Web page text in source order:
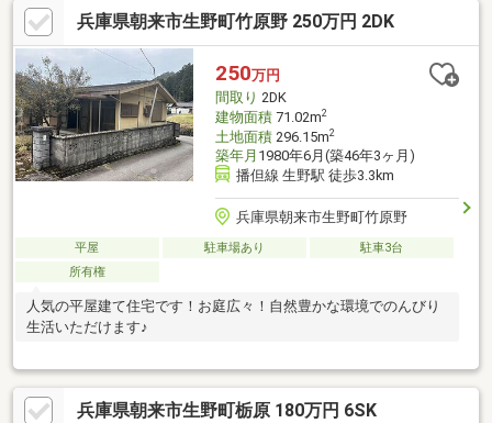
兵庫県朝来市生野町竹原野 250万円 2DK
250万円
間取り 2DK
建物面積71.02m2
土地面積296.15m2
築年月 1980年6月(築46年3ヶ月)
播但線 生野駅 徒歩3.3km
兵庫県朝来市生野町竹原野
平屋 駐車場あり
駐車3台
所有権
人気の平屋建て住宅です！お庭広々！自然豊かな環境でのんびり
生活いただけます♪
兵庫県朝来市生野町栃原 180万円 6SK